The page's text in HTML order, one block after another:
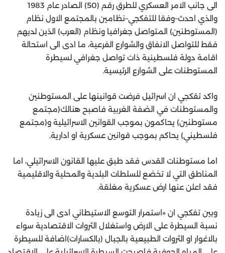
الى جانب الامر العسكري للطرق رقم (50) الصادر عام 1983
والذي احدث–وفقا للتفكجي–نظامين بالمجتمع الاول نظام
(المستوطنين) المتواصل جغرافيا ونظام (العرب) الذين لديهم
فقط للتواصل الانفاق والشوارع الفرعية، ما ادى الى استحالة
اقامة دولة فلسطينية ذات تواصل جغرافي لسيطرة
المستوطنات على الشوارع الرئيسية.
واكد تقكجي ان اسرائيل فرضت قوانينها على المستوطنين
والمستوطنات في الضفة الغربية فاصبح هنالك(مجتمع
مستوطنين) يحاكمون بموجب القوانين الاسرائيلية و(مجتمع
فلسطيني) يحاكم بموجب قوانين عسكرية او ادارية.
اما مستوطنات القدس فقد طبق عليها القانون الاسرائيلي، اما
المناطق التي لا تخضع للسلطات البلدية والمحلية والاقليمية
فقد اعلن عنها ارض عسكرية مغلقة.
وبين تفكجي ان «استمرار التوسع الاستيطاني ادى الى زيادة
نسبة السيطرة على الارض واستغلال الثروات الاقتصادية سواء
بالاغوار او الثروات الطبيعية بالجبال (بالكسارات)اضافة للسيطرة